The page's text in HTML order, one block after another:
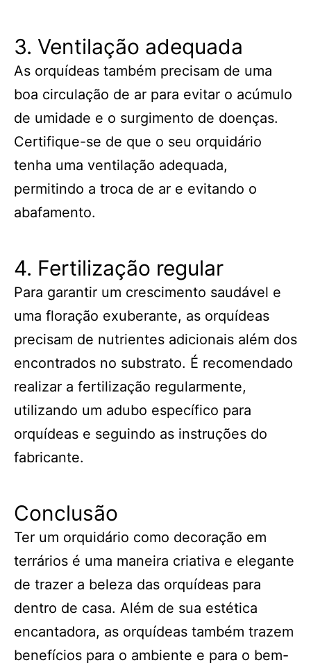
3. Ventilação adequada
As orquídeas também precisam de uma
boa circulação de ar para evitar o acúmulo
de umidade e o surgimento de doenças.
Certifique-se de que o seu orquidário
tenha uma ventilação adequada,
permitindo a troca de ar e evitando o
abafamento.
4. Fertilização regular
Para garantir um crescimento saudável e
uma floração exuberante, as orquídeas
precisam de nutrientes adicionais além dos
encontrados no substrato. É recomendado
realizar a fertilização regularmente,
utilizando um adubo específico para
orquídeas e seguindo as instruções do
fabricante.
Conclusão
Ter um orquidário como decoração em
terrários é uma maneira criativa e elegante
de trazer a beleza das orquídeas para
dentro de casa. Além de sua estética
encantadora, as orquídeas também trazem
benefícios para o ambiente e para o bem-